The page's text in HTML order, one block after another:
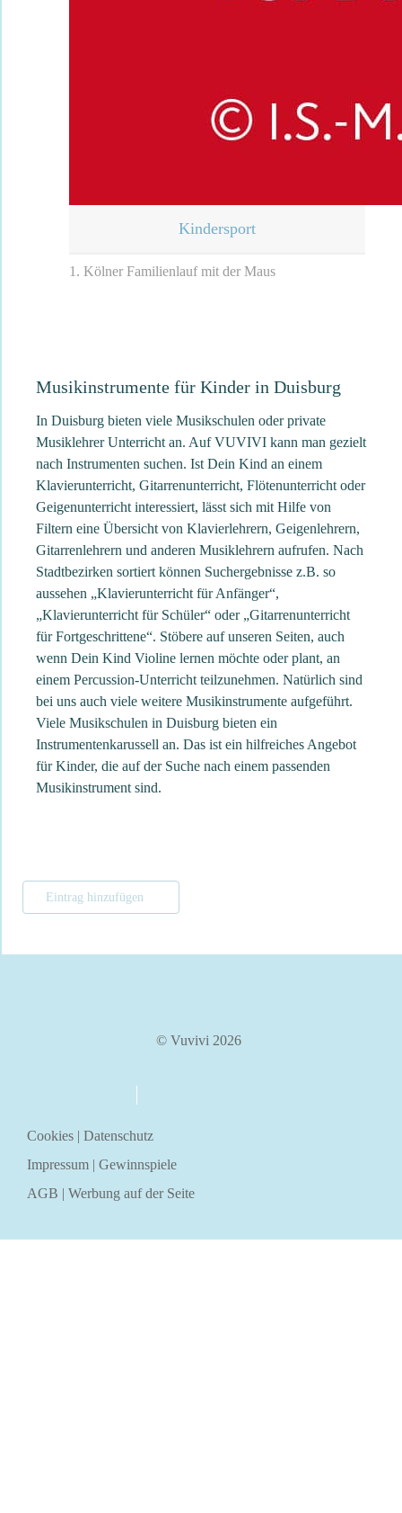
Kindersport
1. Kölner Familienlauf mit der Maus
Musikinstrumente für Kinder in Duisburg
In Duisburg bieten viele Musikschulen oder private
Musiklehrer Unterricht an. Auf VUVIVI kann man gezielt
nach Instrumenten suchen. Ist Dein Kind an einem
Klavierunterricht, Gitarrenunterricht, Flötenunterricht oder
Geigenunterricht interessiert, lässt sich mit Hilfe von
Filtern eine Übersicht von Klavierlehrern, Geigenlehrern,
Gitarrenlehrern und anderen Musiklehrern aufrufen. Nach
Stadtbezirken sortiert können Suchergebnisse z.B. so
aussehen „Klavierunterricht für Anfänger“,
„Klavierunterricht für Schüler“ oder „Gitarrenunterricht
für Fortgeschrittene“. Stöbere auf unseren Seiten, auch
wenn Dein Kind Violine lernen möchte oder plant, an
einem Percussion-Unterricht teilzunehmen. Natürlich sind
bei uns auch viele weitere Musikinstrumente aufgeführt.
Viele Musikschulen in Duisburg bieten ein
Instrumentenkarussell an. Das ist ein hilfreiches Angebot
für Kinder, die auf der Suche nach einem passenden
Musikinstrument sind.
Eintrag hinzufügen
© Vuvivi 2026
Cookies | Datenschutz
Impressum | Gewinnspiele
AGB | Werbung auf der Seite